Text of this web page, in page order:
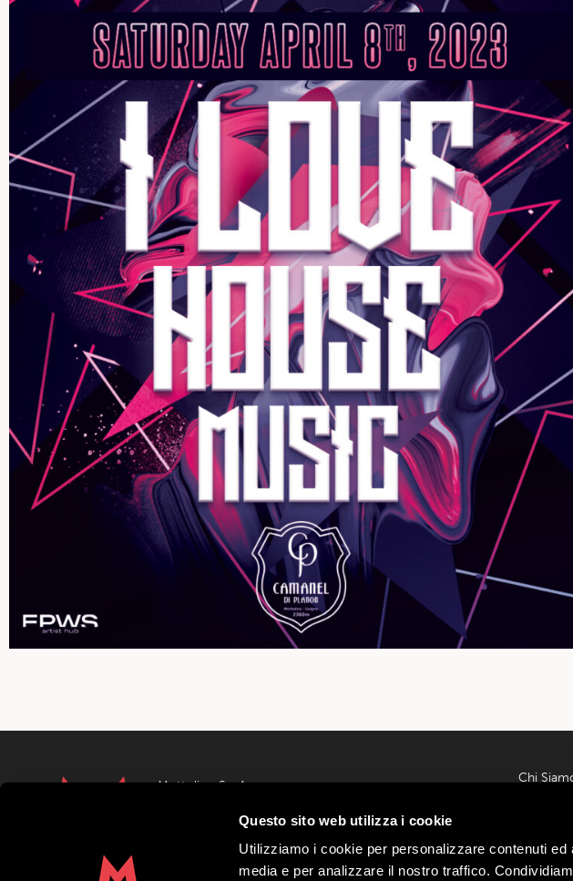
Questo sito web utilizza i cookie
Utilizziamo i cookie per personalizzare contenuti
media e per analizzare il nostro traffico.
Mottolino S.p.A.
Capitale Sociale € 8.772.000,00 – REA di Sondrio n.
Copyright 2019 Mottolino S.p.A.- Sito Web:Webtek
Chi
Privacy
Termini